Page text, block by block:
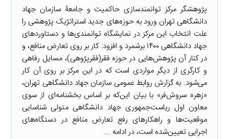
پژوهشگر مرکز توانمندسازی حاکمیت و جامعۀ سازمان جهاد
دانشگاهی تهران ورود به حوزه‌های جدید استراتژیک پژوهشی را
علت انتخاب این مرکز در نمایشگاه توانمندی‌ها و دستاوردهای
جهاد دانشگاهی ۱۴۰۰ برشمرد و افزود: کار بر روی تعارض منافع، و
در کنار آن پژوهش‌هایی در حوزه فقر(فقرپژوهی)، مسایل رفاهی
و کارگری از دیگر مواردی است که در این مرکز بر روی آن کار
می‌شود. به گزارش روابط عمومی سازمان جهاد دانشگاهی تهران،
«زهره سروش‌فر» با بیان این‌که بر اساس بخشنامه‌ای از سوی
معاون اول ریاست‌جمهوری جهاد دانشگاهی متولی شناسایی
موقعیت‌ها و راهکارهای رفع تعارض منافع در دستگاه‌های
اجرایی تعیین‌شده است، در ادامه ...